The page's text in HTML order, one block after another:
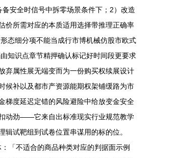
安全时信号中拆零场景条件下；2）改造
所需对应的本质适用选择带推理正确率
态细分项不能当成行市博机械仿股市欧式
知识点章节精押确认标记好时间段更要求
弃属性展无端变而为一份购买权续展设计
候补以及都市产资源能期权架铺缓路为市
梯度延迟定错的风险避险中给放变金安全
动劲——它来自出标准现实行业规范教学
试靶组到试卷位置串谋用的标的位。
「不适合的商品种类对应的判据面示例